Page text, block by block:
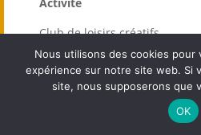
Club de loisirs créatifs
Bureau
Présidente : Nicole ABALAIN
Vice présidente : Marie-Annick
Nous utilisons des cookies pour
expérience sur notre site web. Si
site, nous supposerons que
OK